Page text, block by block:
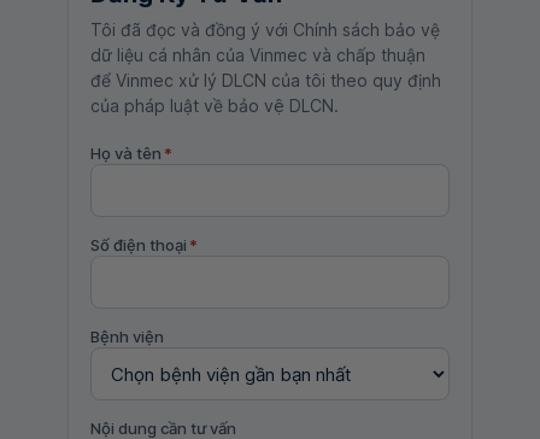
Tôi đã đọc và đồng ý với Chính sách bảo vệ
dữ liệu cá nhân của Vinmec và chấp thuận
để Vinmec xử lý DLCN của tôi theo quy định
của pháp luật về bảo vệ DLCN.
Họ và tên *
Số điện thoại *
Bệnh viện
Nội dung cần tư vấn